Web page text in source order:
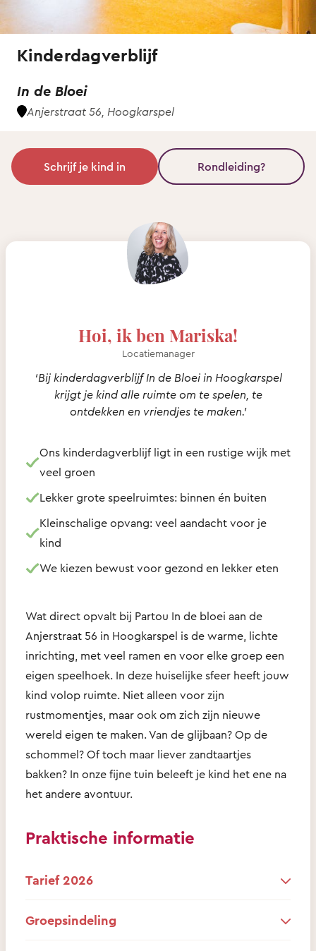
Kinderdagverblijf
In de Bloei
Anjerstraat 56, Hoogkarspel
Schrijf je kind in Rondleiding?
Hoi, ik ben Mariska!
Locatiemanager
‘Bij kinderdagverblijf In de Bloei in Hoogkarspel
krijgt je kind alle ruimte om te spelen, te
ontdekken en vriendjes te maken.’
Ons kinderdagverblijf ligt in een rustige wijk met
veel groen
Lekker grote speelruimtes: binnen én buiten
Kleinschalige opvang: veel aandacht voor je
kind
We kiezen bewust voor gezond en lekker eten
Wat direct opvalt bij Partou In de bloei aan de
Anjerstraat 56 in Hoogkarspel is de warme, lichte
inrichting, met veel ramen en voor elke groep een
eigen speelhoek. In deze huiselijke sfeer heeft jouw
kind volop ruimte. Niet alleen voor zijn
rustmomentjes, maar ook om zich zijn nieuwe
wereld eigen te maken. Van de glijbaan? Op de
schommel? Of toch maar liever zandtaartjes
bakken? In onze fijne tuin beleeft je kind het ene na
het andere avontuur.
Praktische informatie
Tarief 2026
Groepsindeling